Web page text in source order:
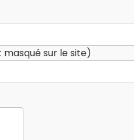
sur le site)